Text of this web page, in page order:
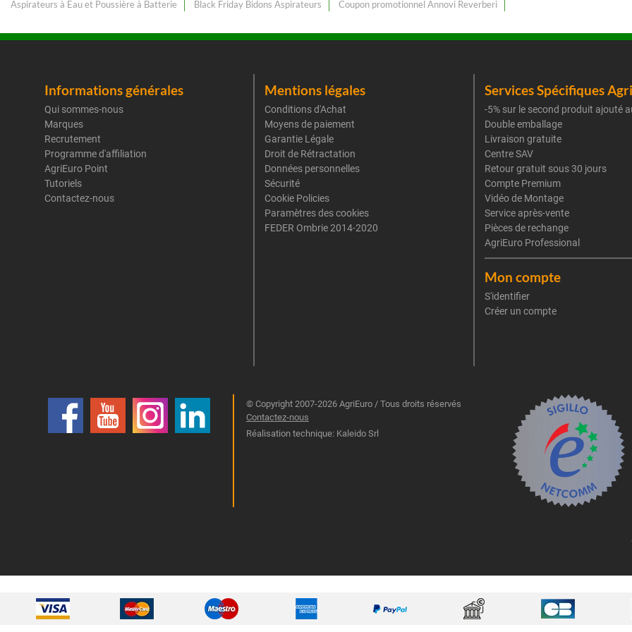
Aspirateurs à Eau et Poussière à Batterie
Black Friday Bidons Aspirateurs Coupon promotionnel Annovi Reverberi
Informations générales
Qui sommes-nous
Marques
Recrutement
Programme d'affiliation
AgriEuro Point
Tutoriels
Contactez-nous
Mentions légales
Conditions d'Achat
Moyens de paiement
Garantie Légale
Droit de Rétractation
Données personnelles
Sécurité
Cookie Policies
Paramètres des cookies
FEDER Ombrie 2014-2020
Services Spécifiques
-5% sur le second produit ajouté
Double emballage
Livraison gratuite
Centre SAV
Retour gratuit sous 30 jours
Compte Premium
Vidéo de Montage
Service après-vente
Pièces de rechange
AgriEuro Professional
Mon compte
S'identifier
Créer un compte
© Copyright 2007-2026 AgriEuro / Tous droits réservés
Contactez-nous
Réalisation technique: Kaleido Srl